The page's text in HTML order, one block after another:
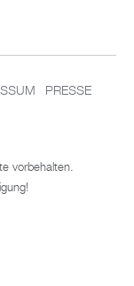
PRESSE
vorbehalten.